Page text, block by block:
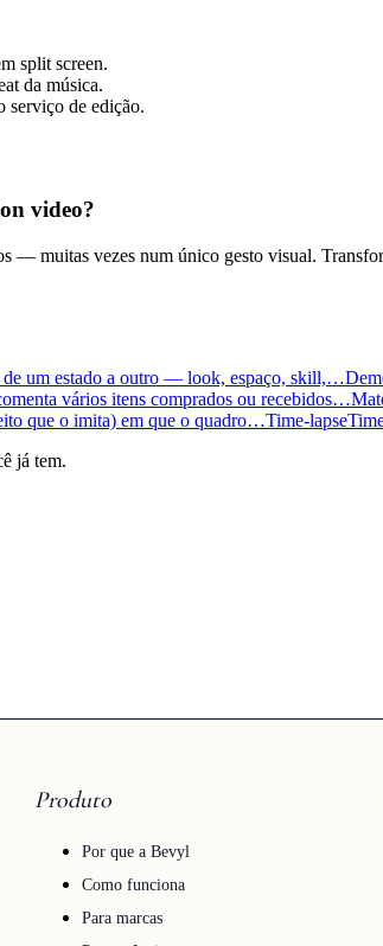
split screen.
da música.
serviço de edição.
video?
— muitas vezes num único gesto visual.
de um estado a outro — look, espaço, skill,…
vários itens comprados ou recebidos…
que o imita) em que o quadro…Time-lapse
já tem.
Produto
Por que a Bevyl
Como funciona
Para marcas